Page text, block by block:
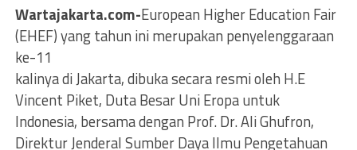
Wartajakarta.com-European Higher Education Fair
(EHEF) yang tahun ini merupakan penyelenggaraan
ke-11
kalinya di Jakarta, dibuka secara resmi oleh H.E
Vincent Piket, Duta Besar Uni Eropa untuk
Indonesia, bersama dengan Prof. Dr. Ali Ghufron,
Direktur Jenderal Sumber Daya Ilmu Pengetahuan